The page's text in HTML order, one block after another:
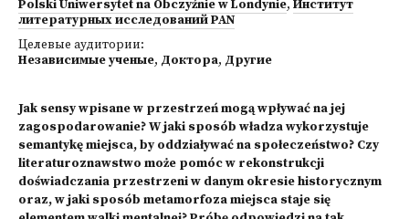
Polski Uniwersytet na Obczyźnie w Londynie, Институт
литературных исследований PAN
Целевые аудитории:
Независимые ученые, Доктора, Другие
Jak sensy wpisane w przestrzeń mogą wpływać na jej
zagospodarowanie? W jaki sposób władza wykorzystuje
semantykę miejsca, by oddziaływać na społeczeństwo? Czy
literaturoznawstwo może pomóc w rekonstrukcji
doświadczania przestrzeni w danym okresie historycznym
oraz, w jaki sposób metamorfoza miejsca staje się